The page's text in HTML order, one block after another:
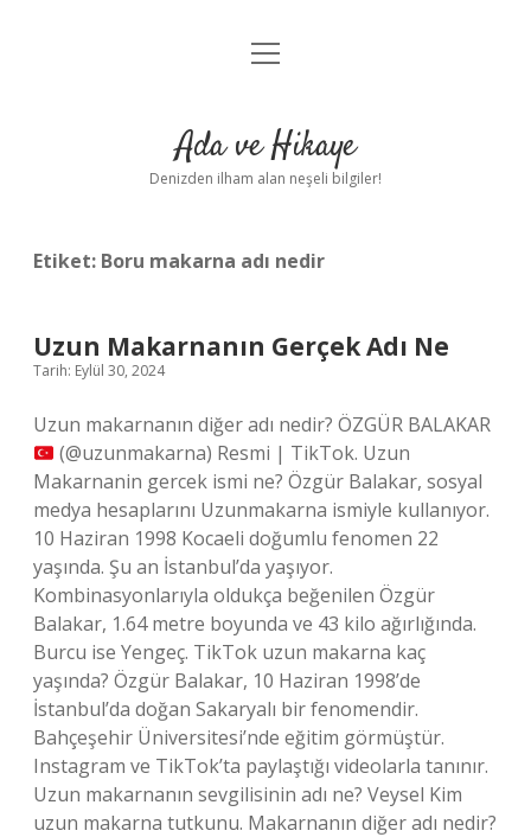
Anasayfa
Yasal Uyarı
menüyü
Ada ve Hikaye
Denizden ilham alan neşeli bilgiler!
Etiket: Boru makarna adı nedir
Uzun Makarnanın Gerçek Adı Ne
Tarih: Eylül 30, 2024
Uzun makarnanın diğer adı nedir? ÖZGÜR BALAKAR
(@uzunmakarna) Resmi | TikTok. Uzun
Makarnanin gercek ismi ne? Özgür Balakar, sosyal
medya hesaplarını Uzunmakarna ismiyle kullanıyor.
10 Haziran 1998 Kocaeli doğumlu fenomen 22
yaşında. Şu an İstanbul’da yaşıyor.
Kombinasyonlarıyla oldukça beğenilen Özgür
Balakar, 1.64 metre boyunda ve 43 kilo ağırlığında.
Burcu ise Yengeç. TikTok uzun makarna kaç
yaşında? Özgür Balakar, 10 Haziran 1998’de
İstanbul’da doğan Sakaryalı bir fenomendir.
Bahçeşehir Üniversitesi’nde eğitim görmüştür.
Instagram ve TikTok’ta paylaştığı videolarla tanınır.
Uzun makarnanın sevgilisinin adı ne? Veysel Kim
uzun makarna tutkunu. Makarnanın diğer adı nedir?